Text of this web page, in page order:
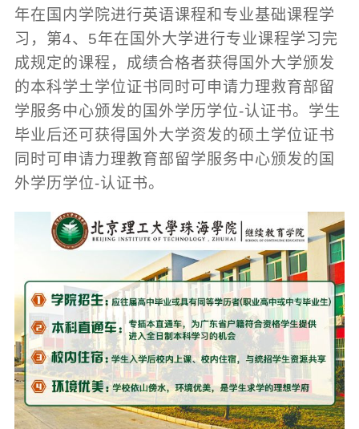
年在国内学院进行英语课程和专业基础课程学
习，第4、5年在国外大学进行专业课程学习完
成规定的课程，成绩合格者获得国外大学颁发
的本科学土学位证书同时可申请力理救育部留
学服务中心颁发的国外学历学位-认证书。学生
毕业后还可获得国外大学资发的硕土学位证书
同时可申请力理教育部留学服务中心颁发的国
外学历学位-认证书。